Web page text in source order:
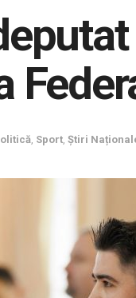
, Sport, Știri